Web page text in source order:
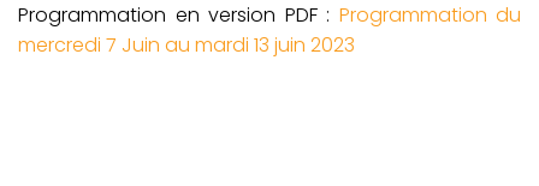
Programmation en version PDF : Programmation du
mercredi 7 Juin au mardi 13 juin 2023